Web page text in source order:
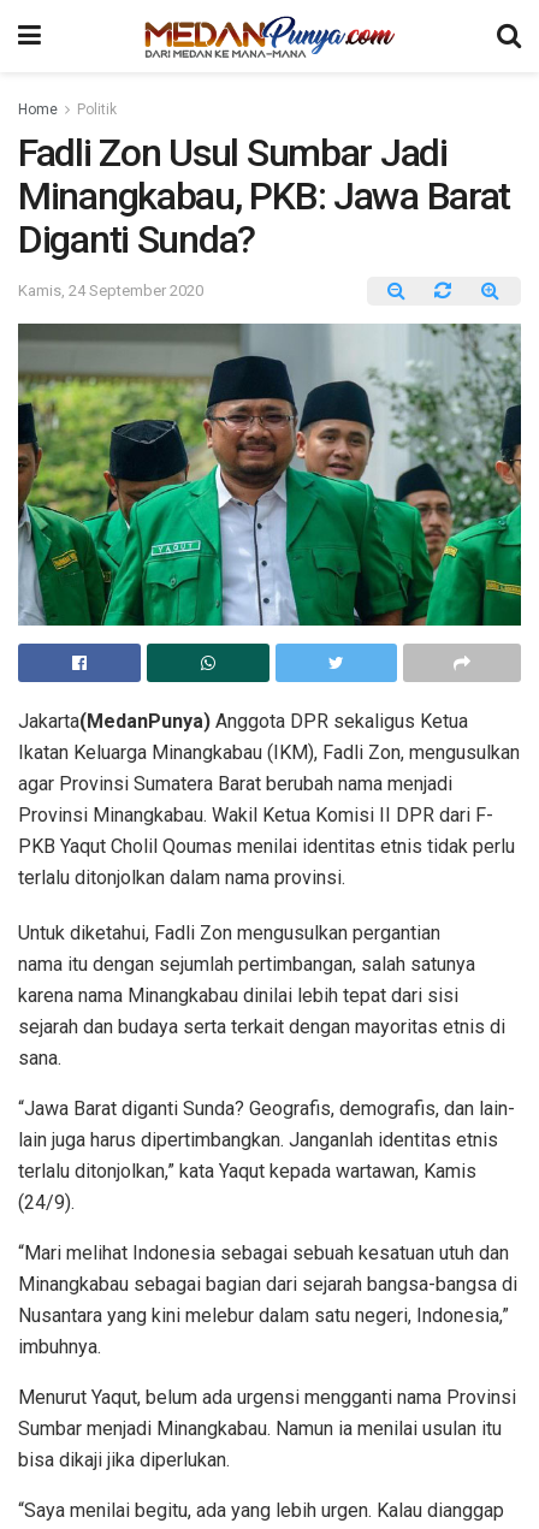
Home Politik
Fadli Zon Usul Sumbar Jadi
Minangkabau, PKB: Jawa Barat
Diganti Sunda?
Kamis, 24 September 2020
Jakarta(MedanPunya) Anggota DPR sekaligus Ketua
Ikatan Keluarga Minangkabau (IKM), Fadli Zon, mengusulkan
agar Provinsi Sumatera Barat berubah nama menjadi
Provinsi Minangkabau. Wakil Ketua Komisi II DPR dari F-
PKB Yaqut Cholil Qoumas menilai identitas etnis tidak perlu
terlalu ditonjolkan dalam nama provinsi.
Untuk diketahui, Fadli Zon mengusulkan pergantian
nama itu dengan sejumlah pertimbangan, salah satunya
karena nama Minangkabau dinilai lebih tepat dari sisi
sejarah dan budaya serta terkait dengan mayoritas etnis di
sana.
“Jawa Barat diganti Sunda? Geografis, demografis, dan lain-
lain juga harus dipertimbangkan. Janganlah identitas etnis
terlalu ditonjolkan,” kata Yaqut kepada wartawan, Kamis
(24/9).
“Mari melihat Indonesia sebagai sebuah kesatuan utuh dan
Minangkabau sebagai bagian dari sejarah bangsa-bangsa di
Nusantara yang kini melebur dalam satu negeri, Indonesia,”
imbuhnya.
Menurut Yaqut, belum ada urgensi mengganti nama Provinsi
Sumbar menjadi Minangkabau. Namun ia menilai usulan itu
bisa dikaji jika diperlukan.
“Saya menilai begitu, ada yang lebih urgen. Kalau dianggap